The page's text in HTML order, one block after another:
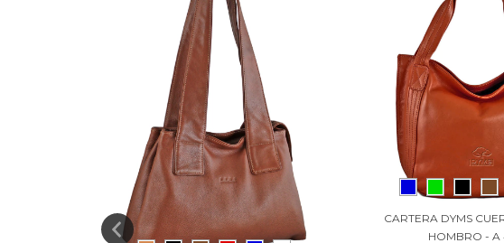
CARTERA DYMS
HOMBRO - A